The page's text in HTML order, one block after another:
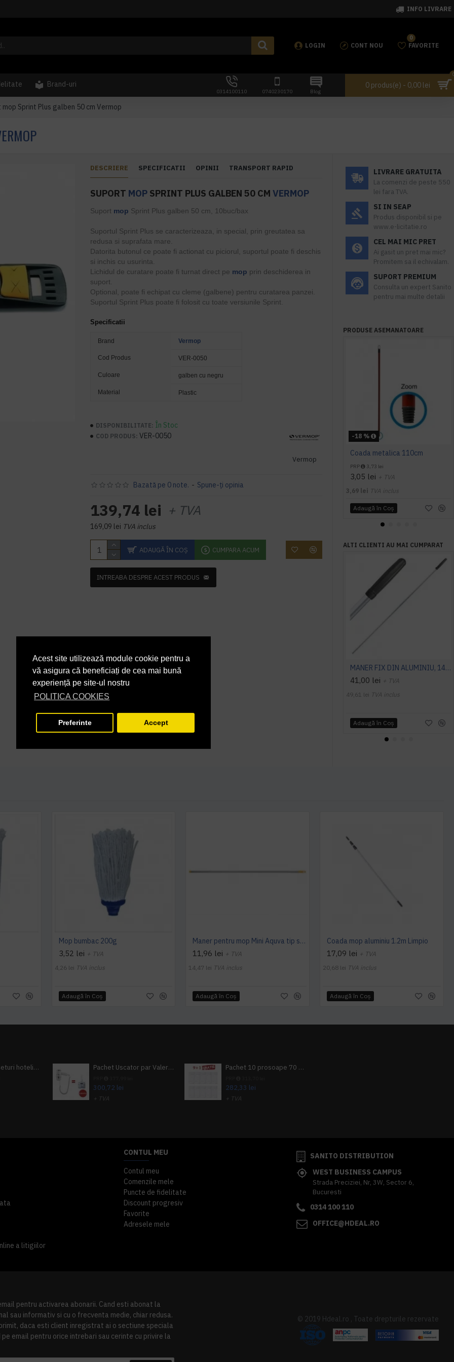
Acest site utilizează module cookie pentru a
vă asigura că beneficiați de cea mai bună
experiență pe site-ul nostru
POLITICA COOKIES
Preferinte Accept
INFO LIVRARE
LOGIN CONT NOU FAVORITE
0
Brand-uri
0314100110 0740230170 Blog
0 produs(e) - 0,00 lei
mop Sprint Plus galben 50 cm Vermop
DESCRIERE SPECIFICATII OPINII TRANSPORT RAPID
SUPORT MOP SPRINT PLUS GALBEN 50 CMVERMOP
Suport mop Sprint Plus galben 50 cm, 10buc/bax
Suportul Sprint Plus se caracterizeaza, in special, prin greutatea sa
redusa si suprafata mare.
Datorita butonul ce poate fi actionat cu piciorul, suportul poate fi deschis
si inchis cu usurinta.
Lichidul de curatare poate fi turnat direct pe mop prin deschiderea in
suport.
Optional, poate fi echipat cu cleme (galbene) pentru curatarea panzei.
Suportul Sprint Plus poate fi folosit cu toate versiunile Sprint.
Specificatii
Brand Vermop
Cod Produs VER-0050
Culoare galben cu negru
Material Plastic
DISPONIBILITATE: În Stoc
COD PRODUS: VER-0050
Vermop
Bazată pe 0 note. - Spune-ţi opinia
139,74 lei + TVA
169,09 lei TVA inclus
ADAUGĂ ÎN COŞ CUMPARA ACUM
INTREABA DESPRE ACEST PRODUS
LIVRARE GRATUITA
La comenzi de peste 550
lei fara TVA.
SI IN SEAP
Produs disponibil si pe
www.e-licitatie.ro
CEL MAI MIC PRET
Ai gasit un pret mai mic?
Promitem sa il echivalam.
SUPORT PREMIUM
Consulta un expert Sanito
pentru mai multe detalii
PRODUSE ASEMANATOARE
-18 %
Coada metalica 110cm
PRP 3,73 lei
3,05 lei + TVA
3,69 lei TVA inclus
Adaugă în Coş
ALTI CLIENTI AU MAI CUMPARAT
MANER FIX DIN ALUMINIU, 1400 MM, VERMOP
41,00 lei + TVA
49,61 lei TVA inclus
Adaugă în Coş
Mop bumbac 200g
3,52 lei + TVA
4,26 lei TVA inclus
Adaugă în Coş
Maner pentru mop Mini Aquva tip spaghetti, gri, 205 grame, Vermop
11,96 lei + TVA
14,47 lei TVA inclus
Adaugă în Coş
Coada mop aluminiu 1.2m Limpio
17,09 lei + TVA
20,68 lei TVA inclus
Adaugă în Coş
Pachet 100 seturi hoteliere, set dentar, set barbierit, casca de dus, pila unghii, set cusut Pachet Uscator par Valera Action Super Plus + GRATUIT Sampon si gel de dus Tork
300,72 lei
+ TVA
Pachet 10 prosoape 70 x 140cm 9 + 1 gratuit
282,33 lei
+ TVA
a litigiilor
CONTUL MEU
Contul meu
Comenzile mele
Puncte de fidelitate
Discount progresiv
Favorite
Adresele mele
SANITO DISTRIBUTION
WEST BUSINESS CAMPUS
Strada Preciziei, Nr, 3W, Sector 6,
Bucuresti
0314 100 110
OFFICE@HDEAL.RO
pentru activarea abonarii. Cand esti abonat la
sau informativ si cu o frecventa medie, chiar redusa.
daca esti client inregistrat ai o sectiune speciala
email pentru orice intrebari sau cerinte cu privire la
© 2019 Hdeal.ro , Toate drepturile rezervate